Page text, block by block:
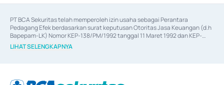
PT BCA Sekuritas telah memperoleh izin usaha sebagai Perantara
Pedagang Efek berdasarkan surat keputusan Otoritas Jasa Keuangan (d.h
Bapepam-LK) Nomor KEP-138/PM/1992 tanggal 11 Maret 1992 dan KEP-
06/D.04/2014 tanggal 28 Februari 2014, izin usaha sebagai Penjamin Emisi
Efek berdasarkan surat keputusan Otoritas Jasa Keuangan Nomor KEP-
berdasarkan surat keputusan Otoritas Jasa Keuangan Nomor S-
LIHAT SELENGKAPNYA